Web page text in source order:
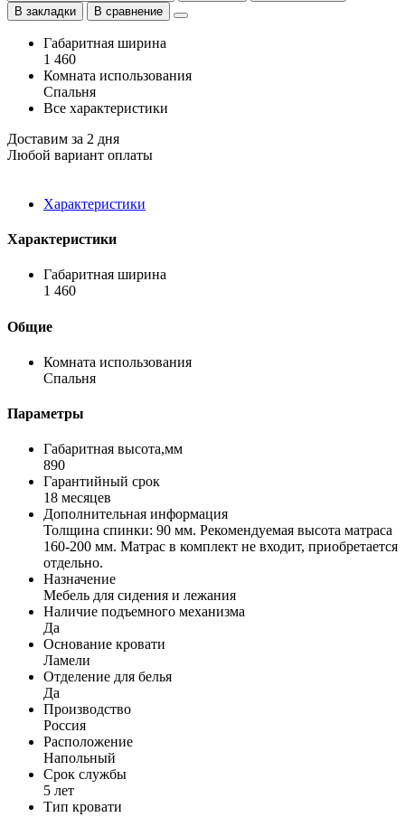
В закладки
В сравнение
Габаритная ширина
1 460
Комната использования
Спальня
Все характеристики
Доставим за 2 дня
Любой вариант оплаты
Характеристики
Характеристики
Габаритная ширина
1 460
Общие
Комната использования
Спальня
Параметры
Габаритная высота,мм
890
Гарантийный срок
18 месяцев
Дополнительная информация
Толщина спинки: 90 мм. Рекомендуемая высота матраса
160-200 мм. Матрас в комплект не входит, приобретается
отдельно.
Назначение
Мебель для сидения и лежания
Наличие подъемного механизма
Да
Основание кровати
Ламели
Отделение для белья
Да
Производство
Россия
Расположение
Напольный
Срок службы
5 лет
Тип кровати